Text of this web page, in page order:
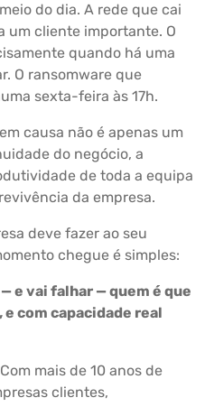
do dia. A rede que cai
um cliente importante. O
quando há uma
O ransomware que
sexta-feira às 17h.
causa não é apenas um
do negócio, a
de toda a equipa
da empresa.
deve fazer ao seu
chegue é simples:
e vai falhar — quem é que
com capacidade real
mais de 10 anos de
clientes,